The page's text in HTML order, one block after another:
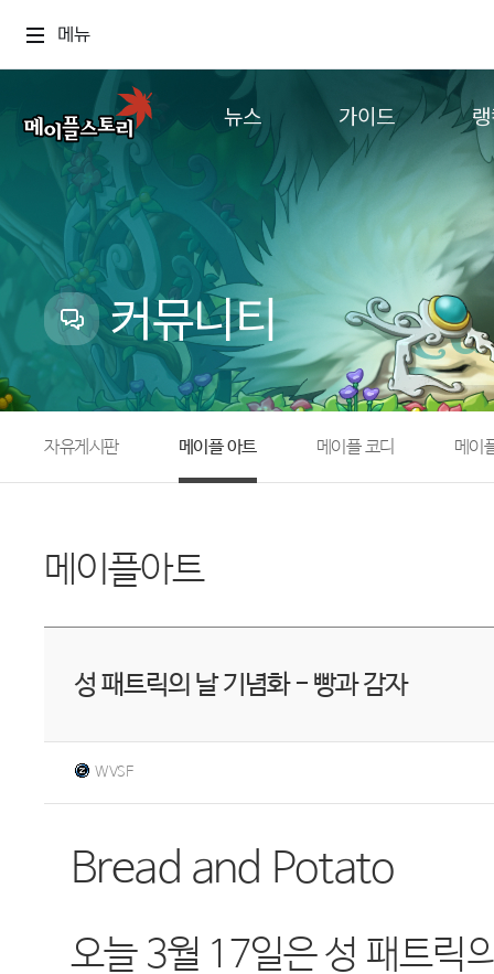
메뉴
뉴스
업데이트
이벤트
캐시샵 공지
메이플 알림판
with maple
가이드
추가정보
컨텐
커뮤니티
자유게시판 메이플 아트 메이플 코디 메이
메이플아트
성 패트릭의 날 기념화 - 빵과 감자
WVSF
Bread and Potato
오늘 3월 17일은 성 패트